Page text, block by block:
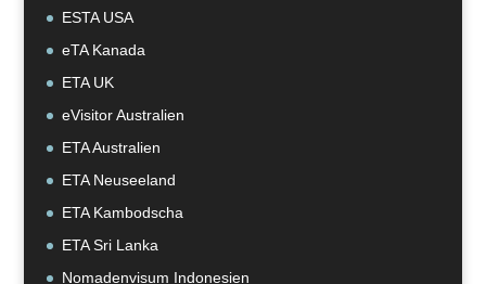
ESTA USA
eTA Kanada
ETA UK
eVisitor Australien
ETA Australien
ETA Neuseeland
ETA Kambodscha
ETA Sri Lanka
Nomadenvisum Indonesien